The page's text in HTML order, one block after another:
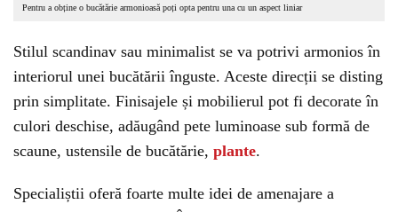
Pentru a obține o bucătărie armonioasă poți opta pentru una cu un aspect liniar
Stilul scandinav sau minimalist se va potrivi armonios în
interiorul unei bucătării înguste. Aceste direcții se disting
prin simplitate. Finisajele și mobilierul pot fi decorate în
culori deschise, adăugând pete luminoase sub formă de
scaune, ustensile de bucătărie, plante.
Specialiștii oferă foarte multe idei de amenajare a